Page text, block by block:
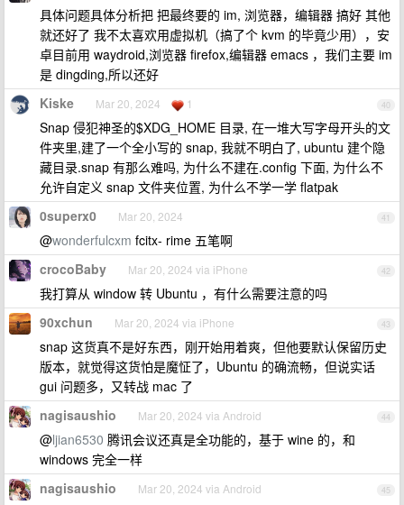
具体问题具体分析把 把最终要的 im, 浏览器，编辑器 搞好 其他
就还好了 我不太喜欢用虚拟机（搞了个 kvm 的毕竟少用），安
卓目前用 waydroid,浏览器 firefox,编辑器 emacs ，我们主要 im
是 dingding,所以还好
40
Kiske Mar 20, 2024 1
Snap 侵犯神圣的$XDG_HOME 目录, 在一堆大写字母开头的文
件夹里,建了一个全小写的 snap, 我就不明白了, ubuntu 建个隐
藏目录.snap 有那么难吗, 为什么不建在.config 下面, 为什么不
允许自定义 snap 文件夹位置, 为什么不学一学 flatpak
41
0superx0 Mar 20, 2024
@wonderfulcxm fcitx- rime 五笔啊
42
crocoBaby Mar 20, 2024 via iPhone
我打算从 window 转 Ubuntu ，有什么需要注意的吗
43
90xchun Mar 20, 2024 via iPhone
snap 这货真不是好东西，刚开始用着爽，但他要默认保留历史
版本，就觉得这货怕是魔怔了，Ubuntu 的确流畅，但说实话
gui 问题多，又转战 mac 了
44
nagisaushio Mar 20, 2024 via Android
@ljian6530 腾讯会议还真是全功能的，基于 wine 的，和
windows 完全一样
45
nagisaushio Mar 20, 2024 via Android